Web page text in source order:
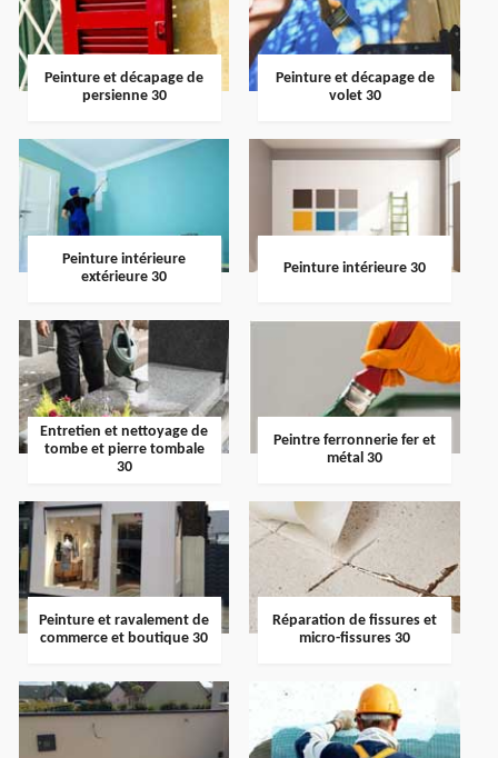
Peinture et décapage de
persienne 30
Peinture et décapage de
volet 30
Peinture intérieure
extérieure 30
Peinture intérieure 30
Entretien et nettoyage de
tombe et pierre tombale
30
Peintre ferronnerie fer et
métal 30
Peinture et ravalement de
commerce et boutique 30
Réparation de fissures et
micro-fissures 30